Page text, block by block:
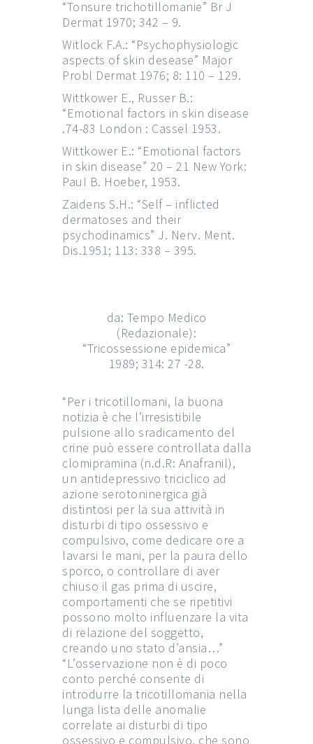
“Tonsure trichotillomanie” Br J
Dermat 1970; 342 – 9.
Witlock F.A.: “Psychophysiologic
aspects of skin desease” Major
Probl Dermat 1976; 8: 110 – 129.
Wittkower E., Russer B.:
“Emotional factors in skin disease
.74-83 London : Cassel 1953.
Wittkower E.: “Emotional factors
in skin disease” 20 – 21 New York:
PauI B. Hoeber, 1953.
Zaidens S.H.: “Self – inflicted
dermatoses and their
psychodinamics” J. Nerv. Ment.
Dis.1951; 113: 338 – 395.
da: Tempo Medico
(Redazionale):
“Tricossessione epidemica”
1989; 314: 27 -28.
“Per i tricotillomani, la buona
notizia è che l’irresistibile
pulsione allo sradicamento del
crine può essere controllata dalla
clomipramina (n.d.R: Anafranil),
un antidepressivo triciclico ad
azione serotoninergica già
distintosi per la sua attività in
disturbi di tipo ossessivo e
compulsivo, come dedicare ore a
lavarsi le mani, per la paura dello
sporco, o controllare di aver
chiuso il gas prima di uscire,
comportamenti che se ripetitivi
possono molto influenzare la vita
di relazione del soggetto,
creando uno stato d’ansia…”
“L’osservazione non è di poco
conto perché consente di
introdurre la tricotillomania nella
lunga lista delle anomalie
correlate ai disturbi di tipo
ossessivo e compulsivo, che sono